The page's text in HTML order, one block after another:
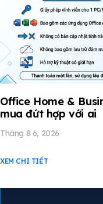
Office Home &
mua đứt hợp với ai
Tháng 8 6, 2026
XEM CHI TIẾT